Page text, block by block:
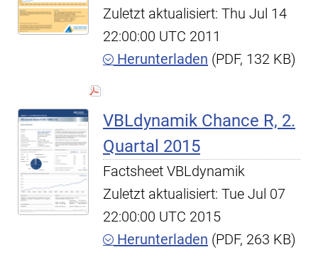
Zuletzt aktualisiert: Thu Jul 14
22:00:00 UTC 2011
Herunterladen (PDF, 132 KB)
VBLdynamik Chance R, 2.
Quartal 2015
Factsheet VBLdynamik
Zuletzt aktualisiert: Tue Jul 07
22:00:00 UTC 2015
Herunterladen (PDF, 263 KB)